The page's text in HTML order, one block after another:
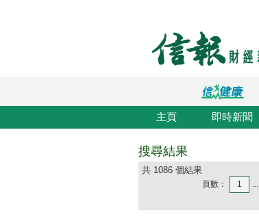
主頁 即時新聞
搜尋結果
共 1086 個結果
頁數： 1 ...